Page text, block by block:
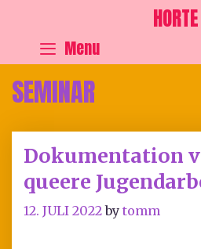
HORTE
Menu
SEMINAR
Dokumentation
queere
12. JULI 2022 bytomm